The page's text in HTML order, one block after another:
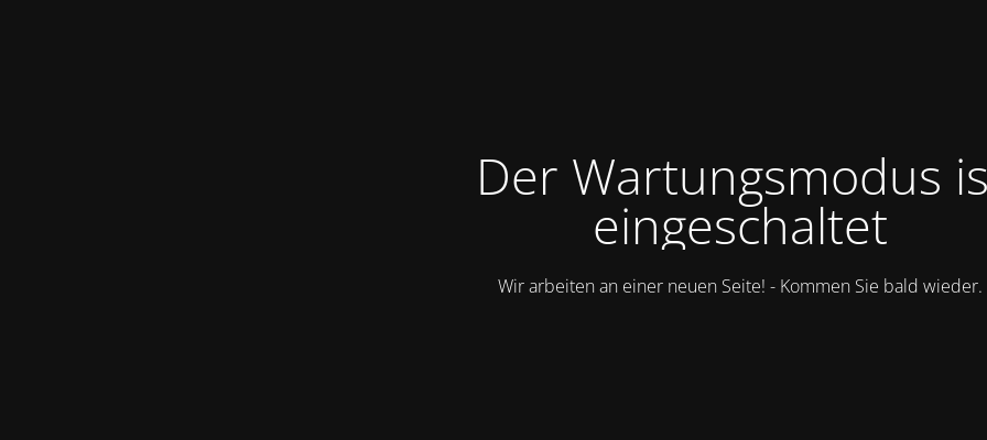
Der Wartungsmodus
eingeschaltet
Wir arbeiten an einer neuen Seite! - Kommen Sie bald wieder.